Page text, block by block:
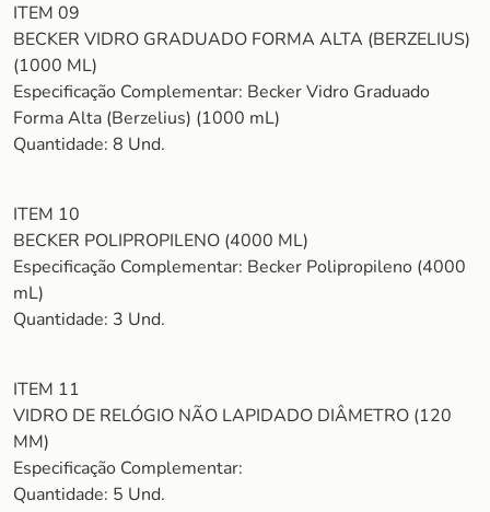
ITEM 09
BECKER VIDRO GRADUADO FORMA ALTA (BERZELIUS)
(1000 ML)
Especificação Complementar: Becker Vidro Graduado
Forma Alta (Berzelius) (1000 mL)
Quantidade: 8 Und.
ITEM 10
BECKER POLIPROPILENO (4000 ML)
Especificação Complementar: Becker Polipropileno (4000
mL)
Quantidade: 3 Und.
ITEM 11
VIDRO DE RELÓGIO NÃO LAPIDADO DIÂMETRO (120
MM)
Especificação Complementar:
Quantidade: 5 Und.